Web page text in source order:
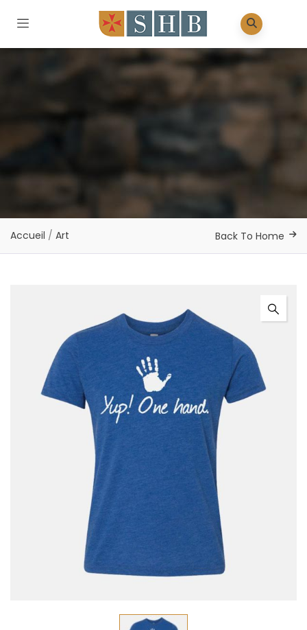
Accueil / Art Back To Home